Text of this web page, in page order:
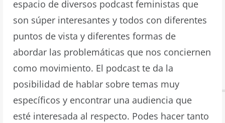
espacio de diversos podcast feministas que
son súper interesantes y todos con diferentes
puntos de vista y diferentes formas de
abordar las problemáticas que nos conciernen
como movimiento. El podcast te da la
posibilidad de hablar sobre temas muy
específicos y encontrar una audiencia que
esté interesada al respecto. Podes hacer tanto